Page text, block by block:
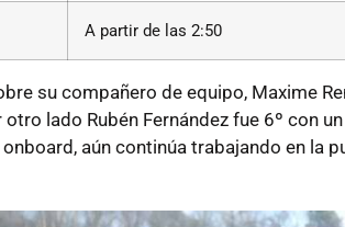
A partir de las 2:50
su compañero de equipo, Maxime
lado Rubén Fernández fue 6º con
aún continúa trabajando en la